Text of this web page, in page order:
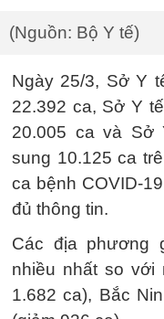
(Nguồn: Bộ Y tế)
Ngày 25/3, Sở Y
22.392 ca, Sở Y
20.005 ca và Sở
sung 10.125 ca
ca bệnh COVID-
đủ thông tin.
Các địa phương
nhiều nhất so với
1.682 ca), Bắc